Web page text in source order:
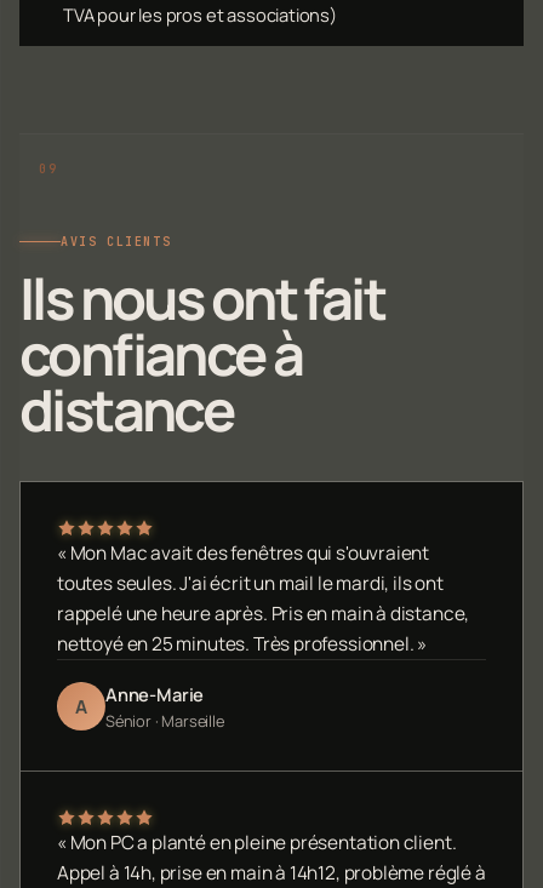
TVA pour les pros et associations)
AVIS CLIENTS
Ils nous ont fait
confiance à
distance
« Mon Mac avait des fenêtres qui s'ouvraient
toutes seules. J'ai écrit un mail le mardi, ils ont
rappelé une heure après. Pris en main à distance,
nettoyé en 25 minutes. Très professionnel. »
A Anne-Marie
Sénior · Marseille
« Mon PC a planté en pleine présentation client.
Appel à 14h, prise en main à 14h12, problème réglé à